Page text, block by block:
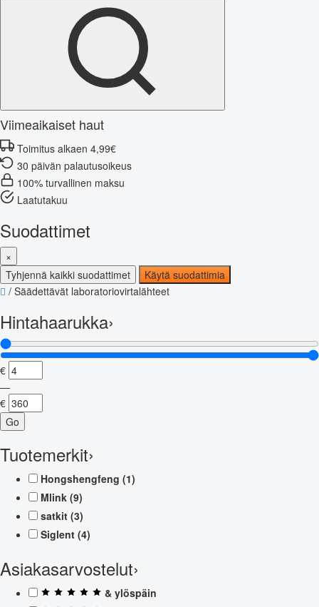
Viimeaikaiset haut
Toimitus alkaen 4,99€
30 päivän palautusoikeus
100% turvallinen maksu
Laatutakuu
Suodattimet
×
Tyhjennä kaikki suodattimet
Käytä suodattimia
/ Säädettävät laboratoriovirtalähteet
Hintahaarukka›
€
—
€
Go
Tuotemerkit›
Hongshengfeng (1)
Mlink (9)
satkit (3)
Siglent (4)
Asiakasarvostelut›
& ylöspäin